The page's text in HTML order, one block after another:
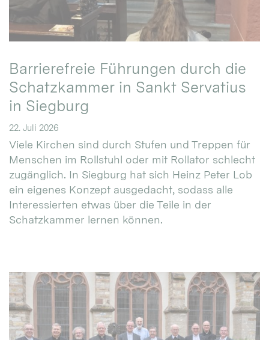
Barrierefreie Führungen durch die
Schatzkammer in Sankt Servatius
in Siegburg
22. Juli 2026
Viele Kirchen sind durch Stufen und Treppen für
Menschen im Rollstuhl oder mit Rollator schlecht
zugänglich. In Siegburg hat sich Heinz Peter Lob
ein eigenes Konzept ausgedacht, sodass alle
Interessierten etwas über die Teile in der
Schatzkammer lernen können.